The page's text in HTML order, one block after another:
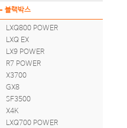
블랙박스
LXQ800 POWER
LXQ EX
LX9 POWER
R7 POWER
X3700
GX8
SF3500
X4K
LXQ700 POWER